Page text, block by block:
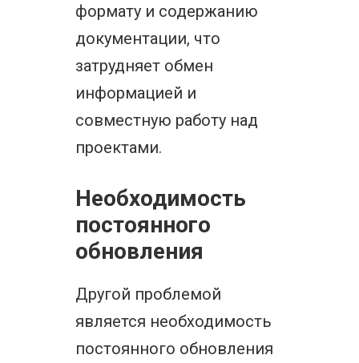
формату и содержанию
документации, что
затрудняет обмен
информацией и
совместную работу над
проектами.
Необходимость
постоянного
обновления
Другой проблемой
является необходимость
постоянного обновления